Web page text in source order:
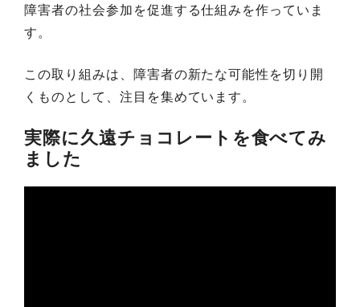
障害者の社会参加を促進する仕組みを作っていま
す。
この取り組みは、障害者の新たな可能性を切り開
くものとして、注目を集めています。
実際に久遠チョコレートを食べてみ
ました